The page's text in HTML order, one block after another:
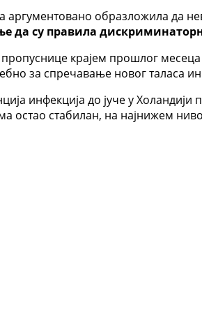
аргументовано образложила да
да су правила
пропуснице крајем прошлог
за спречавање новог таласа
инфекција до јуче у Холандији
остао стабилан, на најнижем